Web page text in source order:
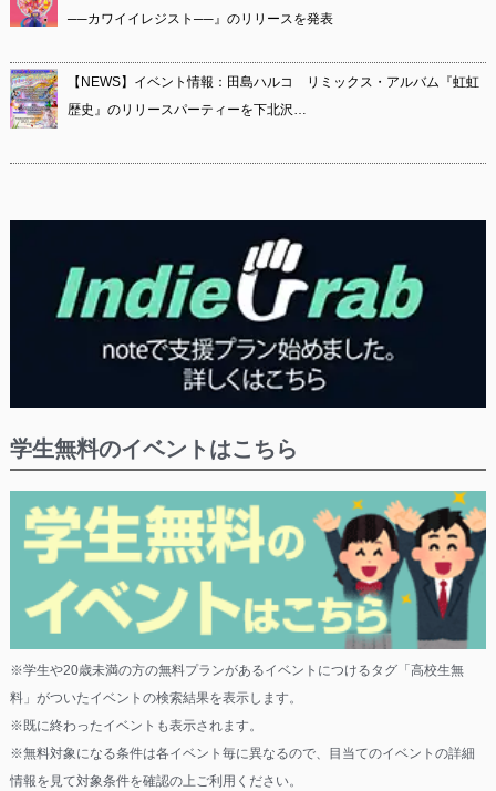
──カワイイレジスト──』のリリースを発表
【NEWS】イベント情報：田島ハルコ リミックス・アルバム『虹虹
歴史』のリリースパーティーを下北沢…
学生無料のイベントはこちら
※学生や20歳未満の方の無料プランがあるイベントにつけるタグ「高校生無
料」がついたイベントの検索結果を表示します。
※既に終わったイベントも表示されます。
※無料対象になる条件は各イベント毎に異なるので、目当てのイベントの詳細
情報を見て対象条件を確認の上ご利用ください。